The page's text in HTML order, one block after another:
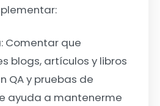
: Comentar que
blogs, artículos y libros
QA y pruebas de
ayuda a mantenerme